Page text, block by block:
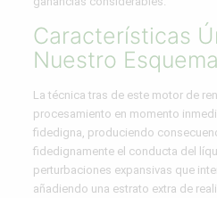
Características
Nuestro Esquema
La técnica tras de este motor de
procesamiento en momento
fidedigna, produciendo
fidedignamente el conducta del
perturbaciones expansivas que
añadiendo una estrato extra de